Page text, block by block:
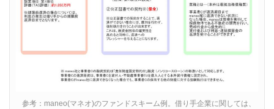
参考：maneo(マネオ)のファンドスキーム例。借り手企業に関しては、